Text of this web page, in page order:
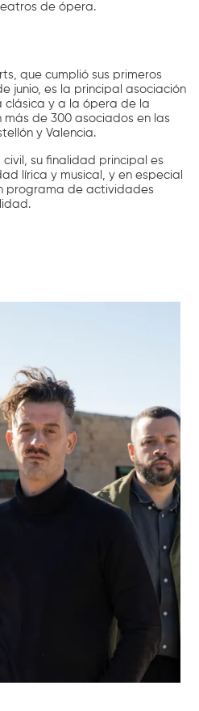
de ópera.
que cumplió sus primeros
junio, es la principal asociación
clásica y a la ópera de la
más de 300 asociados en las
y Valencia.
su finalidad principal es
lírica y musical, y en especial
programa de actividades